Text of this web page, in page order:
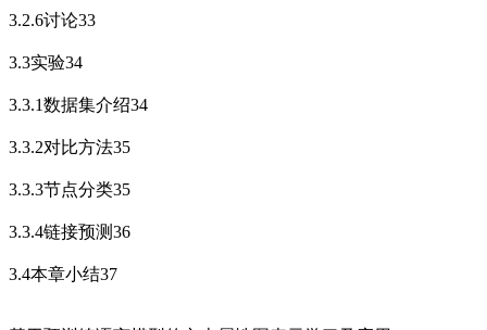
3.2.6讨论33
3.3实验34
3.3.1数据集介绍34
3.3.2对比方法35
3.3.3节点分类35
3.3.4链接预测36
3.4本章小结37